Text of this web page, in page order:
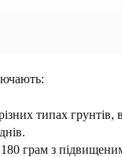
типах
грам з